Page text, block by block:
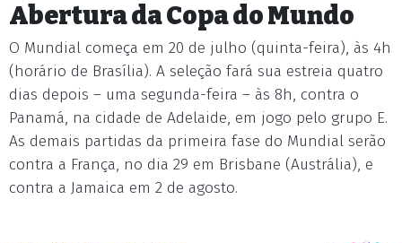
Abertura da Copa do Mundo
O Mundial começa em 20 de julho (quinta-feira), às 4h
(horário de Brasília). A seleção fará sua estreia quatro
dias depois – uma segunda-feira – às 8h, contra o
Panamá, na cidade de Adelaide, em jogo pelo grupo E.
As demais partidas da primeira fase do Mundial serão
contra a França, no dia 29 em Brisbane (Austrália), e
contra a Jamaica em 2 de agosto.